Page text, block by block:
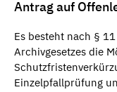
Antrag auf
Es besteht nach §
Archivgesetzes die
Einzelpfallprüfung